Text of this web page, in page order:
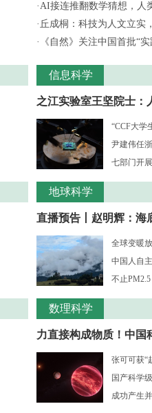
·AI接连推翻数学猜想，人
· 丘成桐：科技为人文立实
·
《自然》关注中国首批“
信息科学
之江实验室王坚院士：
“CCF大学
尹建伟任
七部门开
地球科学
直播预告丨赵明辉：海
全球变暖
中国人自
不止
数理科学
力直接构成物质！中国
张可可获“
国产科学
成功产生